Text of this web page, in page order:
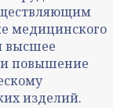
медицинского
высшее
и повышение
изделий.